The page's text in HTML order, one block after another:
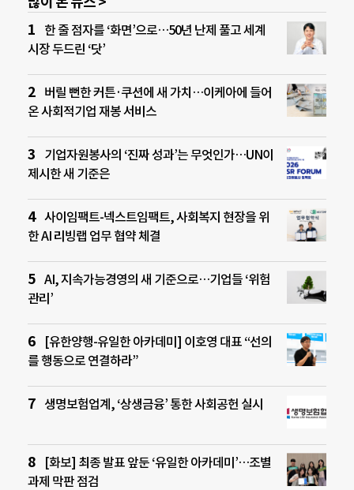
한 줄 점자를 ‘화면’으로…50년 난제 풀고 세계
시장 두드린 ‘닷’
버릴 뻔한 커튼·쿠션에 새 가치…이케아에 들어
온 사회적기업 재봉 서비스
기업자원봉사의 ‘진짜 성과’는 무엇인가…UN이
제시한 새 기준은
사이임팩트-넥스트임팩트, 사회복지 현장을 위
한 AI 리빙랩 업무 협약 체결
AI, 지속가능경영의 새 기준으로…기업들 ‘위험
관리’
[유한양행-유일한 아카데미] 이호영 대표 “선의
를 행동으로 연결하라”
생명보험업계, ‘상생금융’ 통한 사회공헌 실시
[화보] 최종 발표 앞둔 ‘유일한 아카데미’…조별
과제 막판 점검